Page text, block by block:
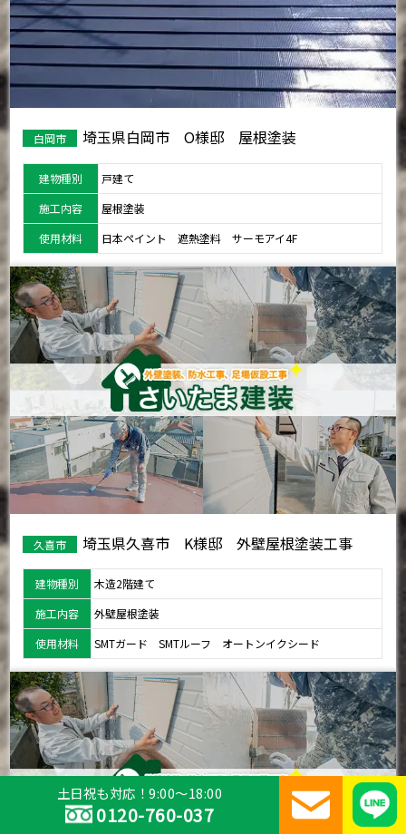
白岡市 埼玉県白岡市 O様邸 屋根塗装
建物種別
戸建て
施工内容
屋根塗装
使用材料
日本ペイント 遮熱塗料 サーモアイ4F
久喜市 埼玉県久喜市 K様邸 外壁屋根塗装工事
建物種別
木造2階建て
施工内容
外壁屋根塗装
使用材料
SMTガード SMTルーフ オートンイクシード
土日祝も対応！9:00～18:00
0120-760-037